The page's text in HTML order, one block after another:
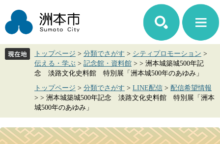
ジ
先
ュ
を
へ
トップページ > 分類でさがす > シティプロモーション >
伝える・学ぶ > 記念館・資料館 > > 洲本城築城500年記
念 淡路文化史料館 特別展「洲本城500年のあゆみ」
トップページ > 分類でさがす > LINE配信 > 配信希望情報
> > 洲本城築城500年記念 淡路文化史料館 特別展「洲本
城500年のあゆみ」
本